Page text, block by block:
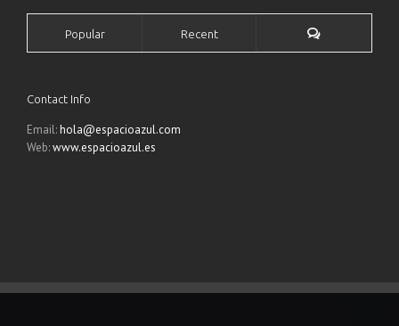
Popular Recent
Contact Info
Email:hola@espacioazul.com
Web:www.espacioazul.es